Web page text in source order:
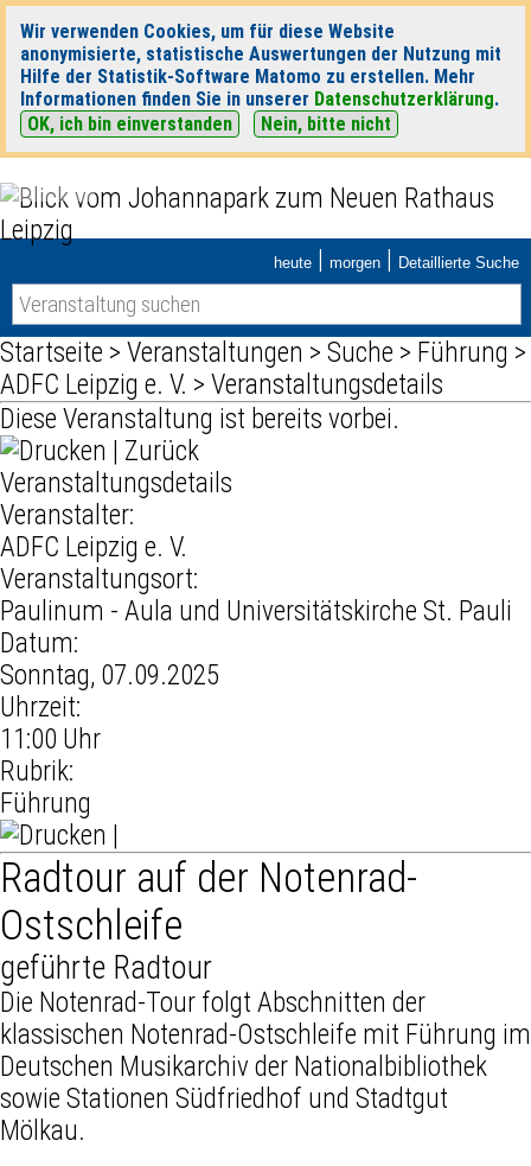
Wir verwenden Cookies, um für diese Website
anonymisierte, statistische Auswertungen der Nutzung mit
Hilfe der Statistik-Software Matomo zu erstellen. Mehr
Informationen finden Sie in unserer Datenschutzerklärung.
OK, ich bin einverstanden
Nein, bitte nicht
heute | morgen | Detaillierte Suche
Startseite > Veranstaltungen > Suche > Führung >
ADFC Leipzig e. V. > Veranstaltungsdetails
Diese Veranstaltung ist bereits vorbei.
Zurück
Veranstaltungsdetails
Veranstalter:
ADFC Leipzig e. V.
Veranstaltungsort:
Paulinum - Aula und Universitätskirche St. Pauli
Datum:
Sonntag, 07.09.2025
Uhrzeit:
11:00 Uhr
Rubrik:
Führung
Radtour auf der Notenrad-
Ostschleife
geführte Radtour
Die Notenrad-Tour folgt Abschnitten der
klassischen Notenrad-Ostschleife mit Führung im
Deutschen Musikarchiv der Nationalbibliothek
sowie Stationen Südfriedhof und Stadtgut
Mölkau.